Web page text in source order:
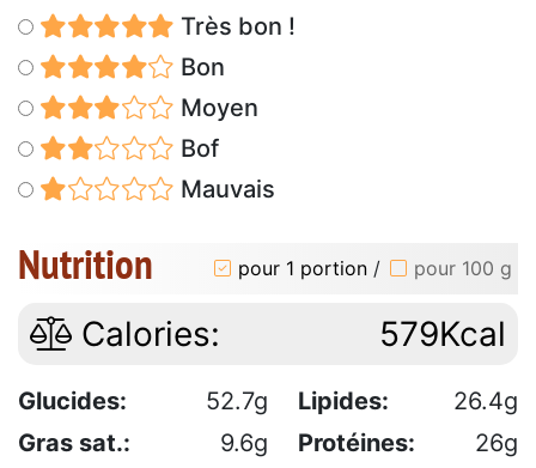
Très bon !
Bon
Moyen
Bof
Mauvais
Nutrition pour 1 portion / pour 100 g
Calories: 579Kcal
Glucides: 52.7g Lipides:
26.4g
Gras sat.:
9.6g Protéines:
26g